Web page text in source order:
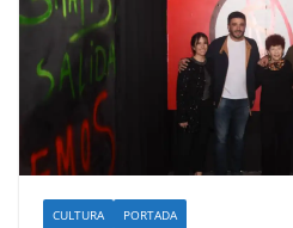
CULTURA PORTADA